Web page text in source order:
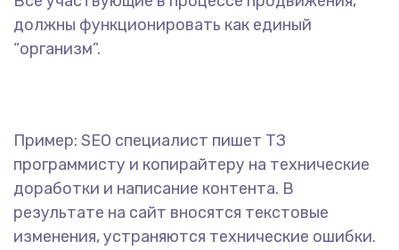
должны функционировать как единый
“организм”.
Пример: SEO специалист пишет ТЗ
программисту и копирайтеру на технические
доработки и написание контента. В
результате на сайт вносятся текстовые
изменения, устраняются технические ошибки.